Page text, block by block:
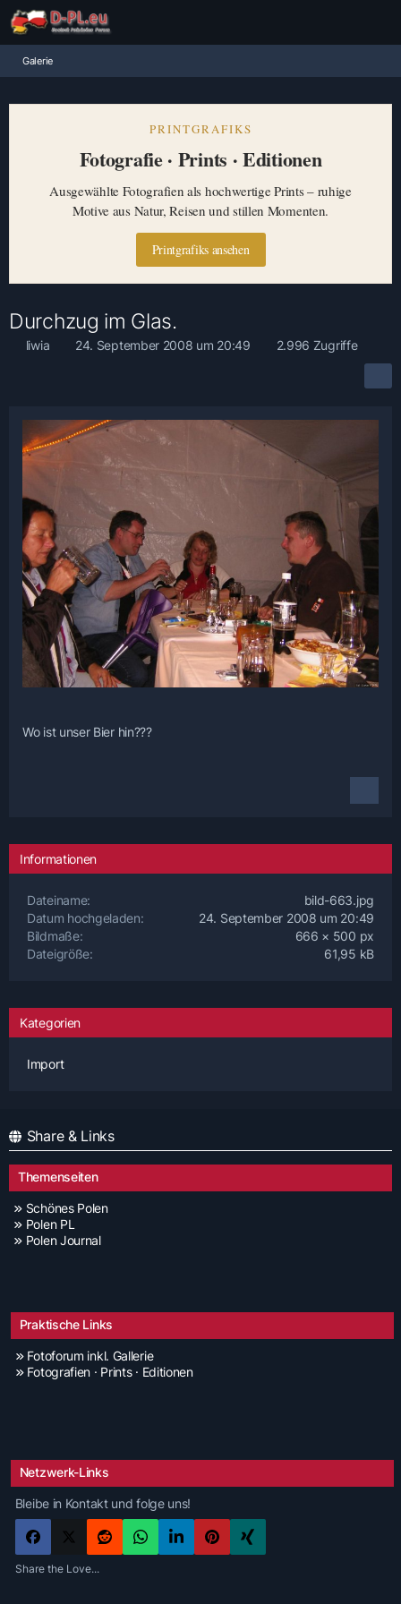
Galerie
PRINTGRAFIKS
Fotografie · Prints · Editionen
Ausgewählte Fotografien als hochwertige Prints – ruhige
Motive aus Natur, Reisen und stillen Momenten.
Printgrafiks ansehen
Durchzug im Glas.
liwia 24. September 2008 um 20:49 2.996 Zugriffe
Wo ist unser Bier hin???
Informationen
Dateiname
bild-663.jpg
Datum hochgeladen
24. September 2008 um 20:49
Bildmaße
666 × 500 px
Dateigröße
61,95 kB
Kategorien
Import
Share & Links
Themenseiten
Schönes Polen
Polen PL
Polen Journal
Praktische Links
Fotoforum inkl. Gallerie
Fotografien · Prints · Editionen
Netzwerk-Links
Bleibe in Kontakt und folge uns!
Share the Love...